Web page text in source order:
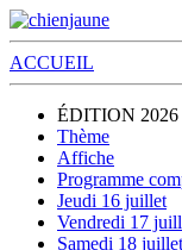
ACCUEIL
ÉDITION 2026
Thème
Affiche
Programme
Jeudi 16 juillet
Vendredi 17
Samedi 18 juillet